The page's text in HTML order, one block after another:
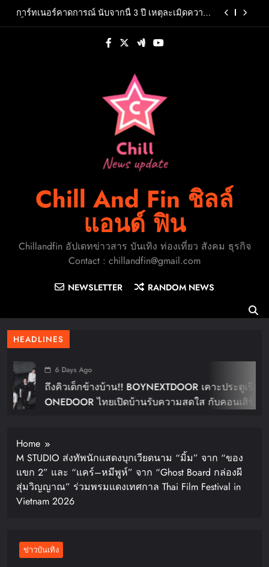
การ์ทเนอร์คาดการณ์ นับจากนี้ 3 ปี เหตุละเมิดความ
นครปฐมยกระดับ “กล้วยไม้-สินค้าเกษตรคุณภาพ”
ขับเคลื่อนเศรษฐกิจฐานรากจัดมหกรรม “สีสรร
Recruitment Center ชวนพิสูจน์ฝีมือการต่อสู้ 8–9
สิงหาคมนี้เท่านั้น เข้าชมได้ไม่มีค่าใช้จ่าย!
“โบ๊ท-โอ๊ต” เผชิญบททดสอบครั้งใหม่ เมื่อความลับ
Pure Omega ถูกเปิดเผยใน “KNOT” EP.7
การ์ทเนอร์คาดการณ์ นับจากนี้ 3 ปี เหตุละเมิดความ
เป็นส่วนตัวส่วนใหญ่ จะเกิดจากการคาดเดาที่สรุป
โดย AI หรือ AI-Generated Inferences
นครปฐมยกระดับ “กล้วยไม้-สินค้าเกษตรคุณภาพ”
ขับเคลื่อนเศรษฐกิจฐานรากจัดมหกรรม “สีสรร
พรรณกล้วยไม้สินค้าเกษตรดีนครปฐมการันตี 2026”
ตั้งเป้าดึงนักท่องเที่ยวกว่า 3,000 คนสร้างเม็ดเงิน
‘พี่จอง–คัลแลน’ ชวนบุกร้าน A Shop For Killers:
Recruitment Center ชวนพิสูจน์ฝีมือการต่อสู้ 8–9
Chill And Fin ชิลล์
แอนด์ ฟิน
Chillandfin อัปเดทข่าวสาร บันเทิง ท่องเที่ยว สังคม ธุรกิจ
Contact : chillandfin@gmail.com
NEWSLETTER RANDOM NEWS
HEADLINES
6 Days Ago
ถึงคิวเด็กข้างบ้าน!! BOYNEXTDOOR เคาะประตูเรียก
ONEDOOR ไทยเปิดบ้านรับความสดใส กับคอนเสิร์ต
Home
M STUDIO ส่งทัพนักแสดงบุกเวียดนาม “มิ้ม” จาก “ของ
แขก 2” และ “แคร์–หมีพูห์” จาก “Ghost Board กล่องผี
สุ่มวิญญาณ” ร่วมพรมแดงเทศกาล Thai Film Festival in
Vietnam 2026
ข่าวบันเทิง